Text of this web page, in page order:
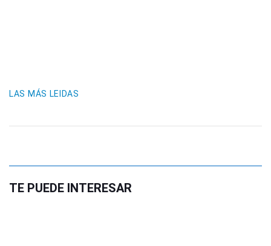
LAS MÁS LEIDAS
TE PUEDE INTERESAR